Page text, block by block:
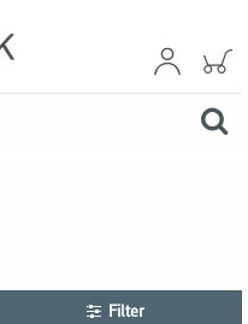
Filter